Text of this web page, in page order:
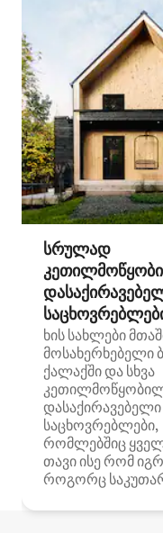
სრულად
ხის სახლები
მოსახერხებელი
ქალაქში და სხვა
დასაქირავებელი
საცხოვრებლები,
რომლებშიც
თავი ისე რომ
როგორც